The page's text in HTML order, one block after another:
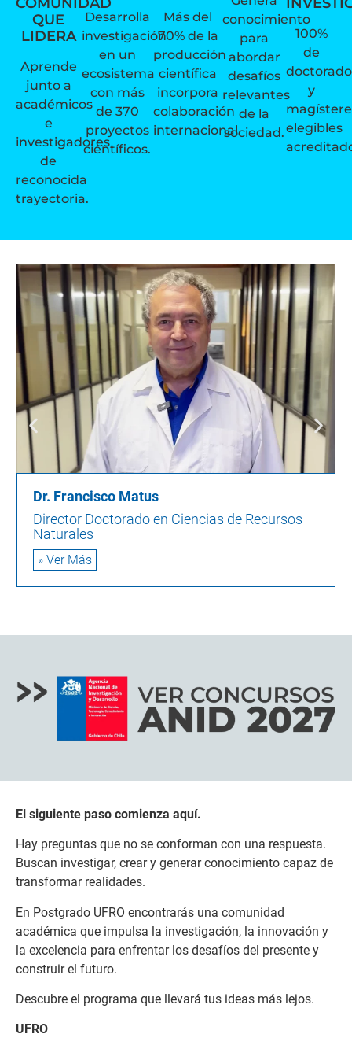
COMUNIDAD
QUE
LIDERA
Aprende
junto a
académicos
e
investigadores
de
reconocida
trayectoria.
Desarrolla
investigación
en un
ecosistema
con más
de 370
proyectos
científicos.
Más del
70% de la
producción
científica
incorpora
colaboración
internacional.
conocimiento
para
abordar
desafíos
relevantes
de la
sociedad.
100%
de
y
elegibles
Dr. Francisco Matus
Director Doctorado en Ciencias de Recursos
Naturales
» Ver Más
El siguiente paso comienza aquí.
Hay preguntas que no se conforman con una respuesta.
Buscan investigar, crear y generar conocimiento capaz de
transformar realidades.
En Postgrado UFRO encontrarás una comunidad
académica que impulsa la investigación, la innovación y
la excelencia para enfrentar los desafíos del presente y
construir el futuro.
Descubre el programa que llevará tus ideas más lejos.
UFRO